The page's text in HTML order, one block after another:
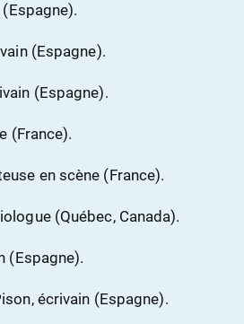
(Espagne).
(Espagne).
(France).
en scène (France).
(Québec, Canada).
(Espagne).
écrivain (Espagne).